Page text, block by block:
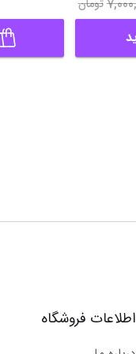
تومان
اطلاعات فروشگاه